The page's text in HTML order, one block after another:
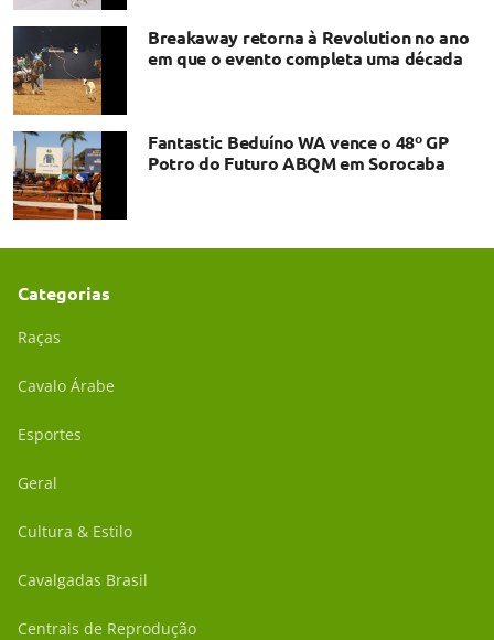
Breakaway retorna à Revolution no ano
em que o evento completa uma década
Fantastic Beduíno WA vence o 48º GP
Potro do Futuro ABQM em Sorocaba
Categorias
Raças
Cavalo Árabe
Esportes
Geral
Cultura & Estilo
Cavalgadas Brasil
Centrais de Reprodução